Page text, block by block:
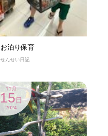
お泊り保育
せんせい日記
11月
15日
2024